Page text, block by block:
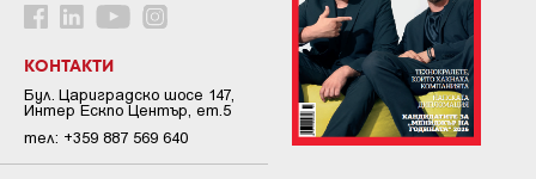
КОНТАКТИ
Бул. Цариградско шосе 147,
Интер Ескпо Център, ет.5
тел: +359 887 569 640